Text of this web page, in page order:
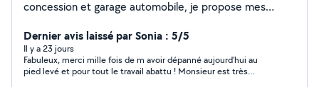
concession et garage automobile, je propose mes
véhicule. Travail soigné et à prix intéressant
Dernier avis laissé par Sonia : 5/5
Il y a 23 jours
Fabuleux, merci mille fois de m avoir dépanné aujourd’hui au
pied levé et pour tout le travail abattu ! Monsieur est très